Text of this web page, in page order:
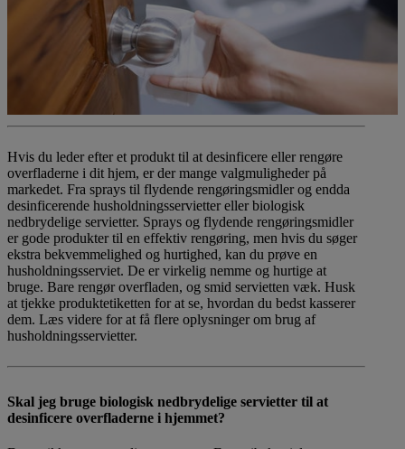
Hvis du leder efter et produkt til at desinficere eller rengøre
overfladerne i dit hjem, er der mange valgmuligheder på
markedet. Fra sprays til flydende rengøringsmidler og endda
desinficerende husholdningsservietter eller biologisk
nedbrydelige servietter. Sprays og flydende rengøringsmidler
er gode produkter til en effektiv rengøring, men hvis du søger
ekstra bekvemmelighed og hurtighed, kan du prøve en
husholdningsserviet. De er virkelig nemme og hurtige at
bruge. Bare rengør overfladen, og smid servietten væk. Husk
at tjekke produktetiketten for at se, hvordan du bedst kasserer
dem. Læs videre for at få flere oplysninger om brug af
husholdningsservietter.
​Skal jeg bruge biologisk nedbrydelige servietter til at
desinficere overfladerne i hjemmet?